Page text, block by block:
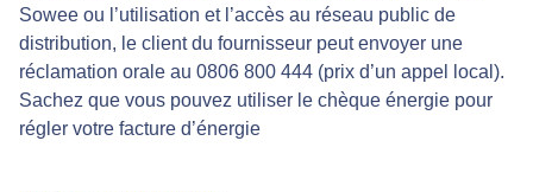
Sowee ou l’utilisation et l’accès au réseau public de
distribution, le client du fournisseur peut envoyer une
réclamation orale au 0806 800 444 (prix d’un appel local).
Sachez que vous pouvez utiliser le chèque énergie pour
régler votre facture d’énergie